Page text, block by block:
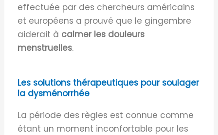
effectuée par des chercheurs américains
et européens a prouvé que le gingembre
aiderait à calmer les douleurs
menstruelles.
Les solutions thérapeutiques pour soulager
la dysménorrhée
La période des règles est connue comme
étant un moment inconfortable pour les